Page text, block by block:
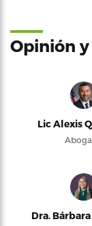
Opinión
Lic Alexis
Dra.